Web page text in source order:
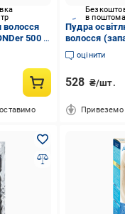
волосся
500 г
в
Пудра
волосся
Professional
Lightener
оцінити
528 ₴/шт.
Привеземо